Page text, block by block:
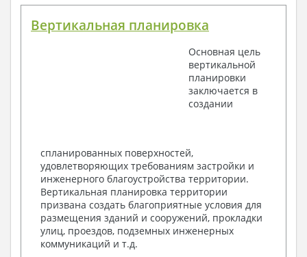
Поэтажные маркировочные планы с
Разрезы и состав конструкций
Фасады с ведомостью внешних отделок
Элементы проемов – спецификация
Ведомость перемычек – сечения и
Архитектурные узлы в конструкциях
2. Конструктивный раздел:
Общие данные по проекту
Схемы расположения и расчеты фундаментов
Элементы каркаса – схемы расположения
Схема расположения перекрытий
Опоры перекрытия на стены или Узлы
Вертикальная планировка
Основная цель
вертикальной
планировки
заключается в
создании
спланированных поверхностей,
удовлетворяющих требованиям застройки и
инженерного благоустройства территории.
Вертикальная планировка территории
призвана создать благоприятные условия для
размещения зданий и сооружений, прокладки
улиц, проездов, подземных инженерных
коммуникаций и т.д.